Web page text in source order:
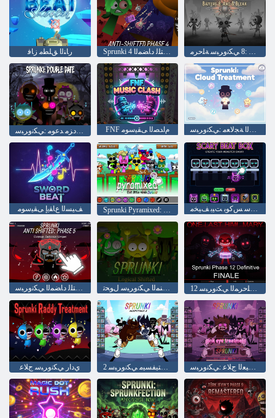
ﺭﺎﻨﻟﺍ ﻖﻠﻄﻣ ﺯﺎﻓ Sprunki 4 ﺔﻠﺣﺮﻤﻟﺍ :ﻝﻮﺤﺘﻠﻟ ﺩﺎﻀﻤﻟﺍ ﺐﻴﺌﻛﻭ ﺏﻭﺮﻀُﻣ :8 ﻲﻜﻧﻭﺮﺒﺳ ﺔﻠﺣﺮﻣ
FNF ﻡﺍﺪﺼﻟﺍ ﻰﻘﻴﺳﻮﻣ ﺔﺑﺎﺤﺴﻟﺍ ﺔﺠﻟﺎﻌﻣ :ﻲﻜﻧﻭﺮﺒﺳ
ﻒﻴﺴﻟﺍ ﻉﺎﻘﻳﺇ ﻰﻘﻴﺳﻮﻣ ﺲﻜﻴﻣ ﻲﻜﻧﺍﺮﺒﺳ ﺲﻛﻮﺑ ﺖﻴﺑ ﻒﻴﺨﻣ
ﺔﺴﻣﺎﺨﻟﺍ ﺔﻠﺣﺮﻤﻟﺍ :ﻝﻮﺤﺘﻠﻟ ﺩﺎﻀﻤﻟﺍ ﻲﻜﻧﻭﺮﺒﺳ ﻲﻘﻄﻨﻤﻟﺍ ﻲﻜﻧﻭﺮﺒﺳ ﻝﻮﺤﺗ 12 ﺔﻴﺋﺎﻬﻨﻟﺍ ﺔﻠﺣﺮﻤﻟﺍ ﻲﻜﻧﻭﺮﺒﺳ
ﻱﺩﺍﺭ ﻲﻜﻧﻭﺮﺒﺳ ﺝﻼ ﻋ 2 ﺲﻜﻴﻤﺘﻴﻔﺴﻴﻣ ﻲﻜﻧﻭﺮﺒﺳ ﺔﻳﺩﺭﻮﻟﺍ ﻦﻴﻌﻟﺍ ﺝﻼ ﻋ :ﻲﻜﻧﻭﺮﺒﺳ